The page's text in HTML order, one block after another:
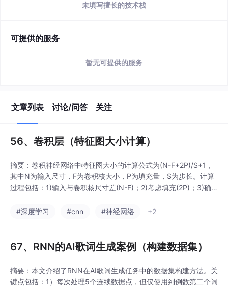
未填写擅长的技术栈
可提供的服务
暂无可提供的服务
文章列表 讨论/问答 关注
56、卷积层（特征图大小计算）
摘要：卷积神经网络中特征图大小的计算公式为(N-F+2P)/S+1，
其中N为输入尺寸，F为卷积核大小，P为填充量，S为步长。计算
过程包括：1)输入与卷积核尺寸差(N-F)；2)考虑填充(2P)；3)确
列尺寸。该公式反映了卷积核在输入上的滑动覆盖过程，每次移动
#深度学习 #cnn #神经网络 +2
67、RNN的AI歌词生成案例（构建数据集）
摘要：本文介绍了RNN在AI歌词生成任务中的数据集构建方法。关
键点包括：1）每次处理5个连续数据点，但仅使用到倒数第二个词